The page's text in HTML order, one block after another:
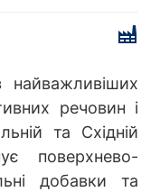
речовин і
та Східній
поверхнево-
добавки та